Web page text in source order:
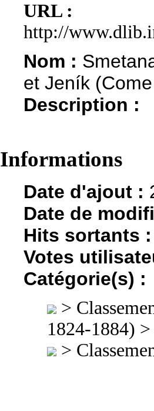
URL :
http://
Nom :
et Jeník
Description :
Informations
Date d'ajout :
Date de
Hits sortants :
Votes
Catégorie(s) :
>
1824-1884)
>